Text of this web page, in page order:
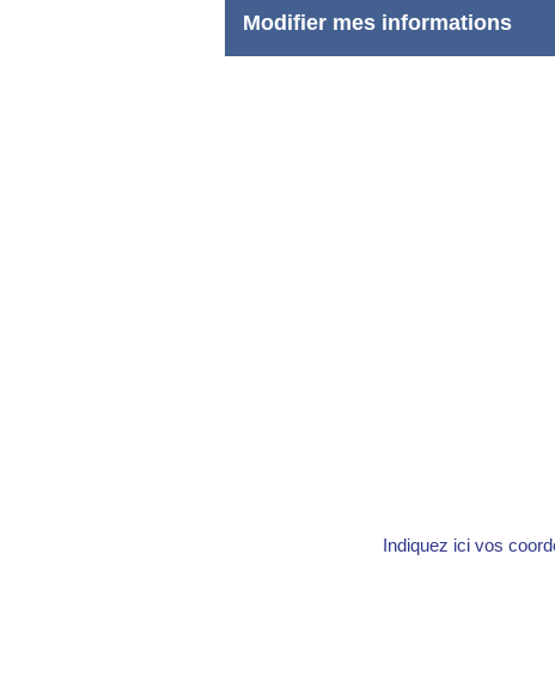
Modifier mes informations
Indiquez ici vos